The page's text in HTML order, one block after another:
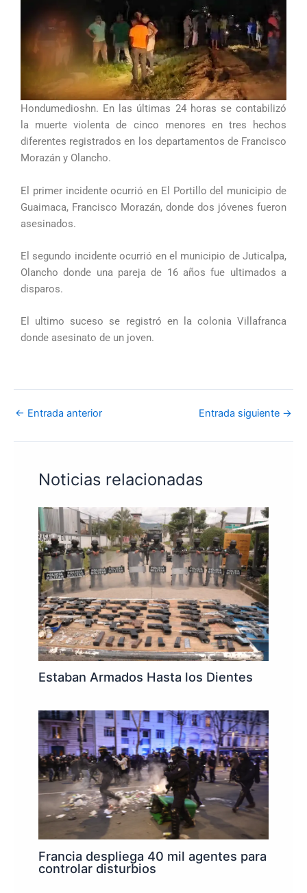
Hondumedioshn. En las últimas 24 horas se contabilizó
la muerte violenta de cinco menores en tres hechos
diferentes registrados en los departamentos de Francisco
Morazán y Olancho.
El primer incidente ocurrió en El Portillo del municipio de
Guaimaca, Francisco Morazán, donde dos jóvenes fueron
asesinados.
El segundo incidente ocurrió en el municipio de Juticalpa,
Olancho donde una pareja de 16 años fue ultimados a
disparos.
El ultimo suceso se registró en la colonia Villafranca
donde asesinato de un joven.
← Entrada anterior Entrada siguiente →
Noticias relacionadas
Estaban Armados Hasta los Dientes
Francia despliega 40 mil agentes para
controlar disturbios